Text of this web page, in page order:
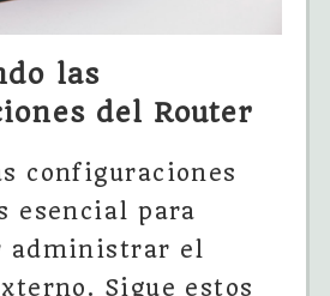
las
del Router
configuraciones
esencial para
administrar el
Sigue estos